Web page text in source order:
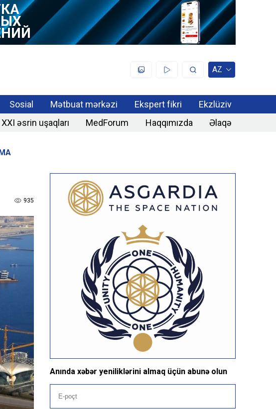
AZ
Sosial Mətbuat mərkəzi Ekspert fikri
Ekzlüziv
XXI əsrin uşaqları MedForum Haqqımızda Əlaqə
935
Anında xəbər yeniliklərini almaq üçün abunə olun